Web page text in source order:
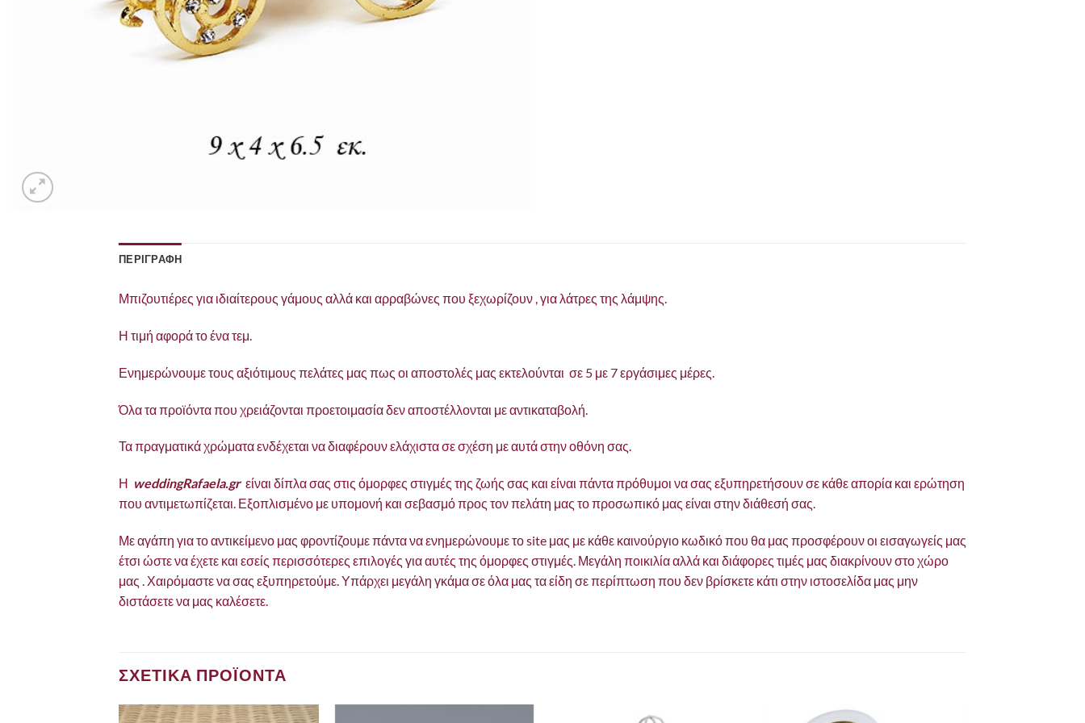
ΠΕΡΙΓΡΑΦΗ
Μπιζουτιέρες για ιδιαίτερους γάμους αλλά και αρραβώνες που ξεχωρίζουν , για λάτρες της λάμψης.
Η τιμή αφορά το ένα τεμ.
Ενημερώνουμε τους αξιότιμους πελάτες μας πως οι αποστολές μας εκτελούνται σε 5 με 7 εργάσιμες μέρες.
Όλα τα προϊόντα που χρειάζονται προετοιμασία δεν αποστέλλονται με αντικαταβολή.
Τα πραγματικά χρώματα ενδέχεται να διαφέρουν ελάχιστα σε σχέση με αυτά στην οθόνη σας.
Η weddingRafaela.grείναι δίπλα σας στις όμορφες στιγμές της ζωής σας και είναι πάντα πρόθυμοι να σας εξυπηρετήσουν σε κάθε απορία και ερώτηση
που αντιμετωπίζεται. Εξοπλισμένο με υπομονή και σεβασμό προς τον πελάτη μας το προσωπικό μας είναι στην διάθεσή σας.
Με αγάπη για το αντικείμενο μας φροντίζουμε πάντα να ενημερώνουμε το site μας με κάθε καινούργιο κωδικό που θα μας προσφέρουν οι εισαγωγείς μας
έτσι ώστε να έχετε και εσείς περισσότερες επιλογές για αυτές της όμορφες στιγμές. Μεγάλη ποικιλία αλλά και διάφορες τιμές μας διακρίνουν στο χώρο
μας . Χαιρόμαστε να σας εξυπηρετούμε. Υπάρχει μεγάλη γκάμα σε όλα μας τα είδη σε περίπτωση που δεν βρίσκετε κάτι στην ιστοσελίδα μας μην
διστάσετε να μας καλέσετε.
ΣΧΕΤΙΚΑ ΠΡΟΪΟΝΤΑ